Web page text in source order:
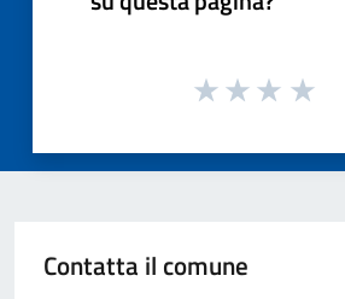
Contatta il comune